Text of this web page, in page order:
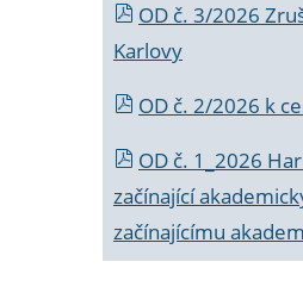
OD č. 3/2026
Karlovy
OD č. 2/2026 k
OD č. 1_2026
začínající
začínajícímu